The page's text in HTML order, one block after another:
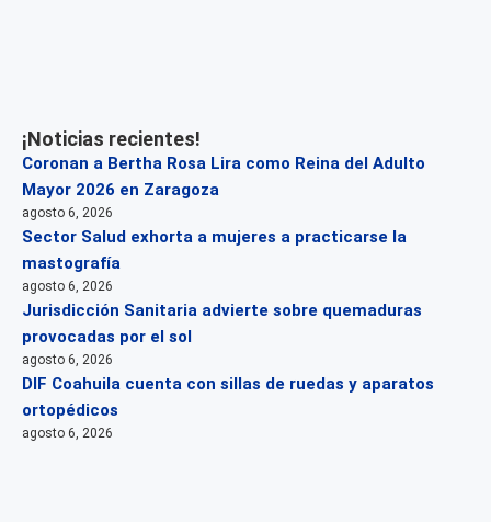
¡Noticias recientes!
Coronan a Bertha Rosa Lira como Reina del Adulto
Mayor 2026 en Zaragoza
agosto 6, 2026
Sector Salud exhorta a mujeres a practicarse la
mastografía
agosto 6, 2026
Jurisdicción Sanitaria advierte sobre quemaduras
provocadas por el sol
agosto 6, 2026
DIF Coahuila cuenta con sillas de ruedas y aparatos
ortopédicos
agosto 6, 2026